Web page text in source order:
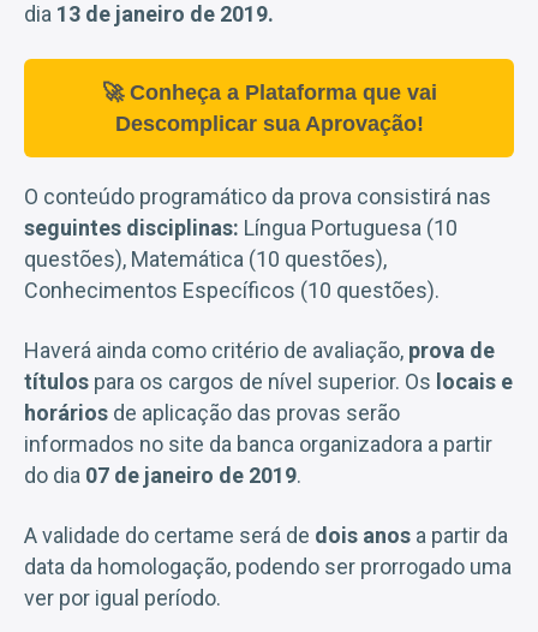
dia 13 de janeiro de 2019.
🚀 Conheça a Plataforma que vai
Descomplicar sua Aprovação!
O conteúdo programático da prova consistirá nas
seguintes disciplinas: Língua Portuguesa (10
questões), Matemática (10 questões),
Conhecimentos Específicos (10 questões).
Haverá ainda como critério de avaliação, prova de
títulos para os cargos de nível superior. Os locais e
horários de aplicação das provas serão
informados no site da banca organizadora a partir
do dia 07 de janeiro de 2019.
A validade do certame será de dois anos a partir da
data da homologação, podendo ser prorrogado uma
ver por igual período.